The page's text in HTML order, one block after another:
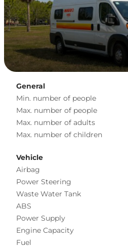
General
Min. number of people
Max. number of people
Max. number of adults
Max. number of children
Vehicle
Airbag
Power Steering
Waste Water Tank
ABS
Power Supply
Engine Capacity
Fuel